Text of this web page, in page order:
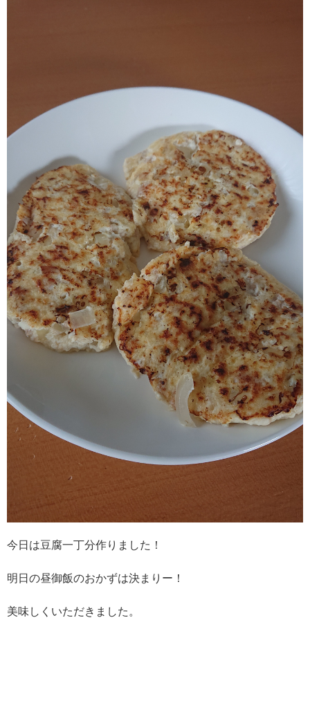
今日は豆腐一丁分作りました！
明日の昼御飯のおかずは決まりー！
美味しくいただきました。